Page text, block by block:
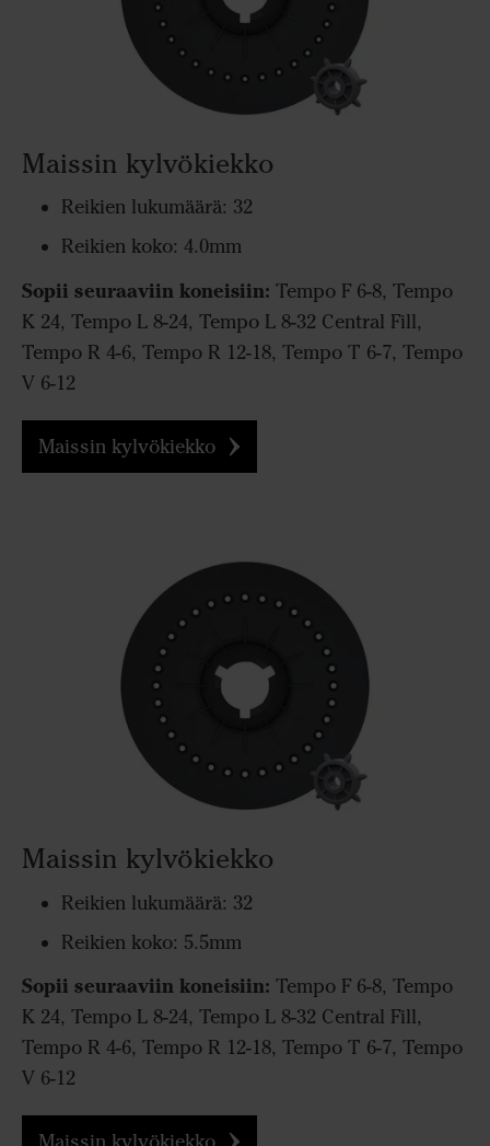
Maissin kylvökiekko
Reikien lukumäärä: 32
Reikien koko: 4.0mm
Sopii seuraaviin koneisiin: Tempo F 6-8, Tempo
K 24, Tempo L 8-24, Tempo L 8-32 Central Fill,
Tempo R 4-6, Tempo R 12-18, Tempo T 6-7, Tempo
V 6-12
Maissin kylvökiekko
Maissin kylvökiekko
Reikien lukumäärä: 32
Reikien koko: 5.5mm
Sopii seuraaviin koneisiin: Tempo F 6-8, Tempo
K 24, Tempo L 8-24, Tempo L 8-32 Central Fill,
Tempo R 4-6, Tempo R 12-18, Tempo T 6-7, Tempo
V 6-12